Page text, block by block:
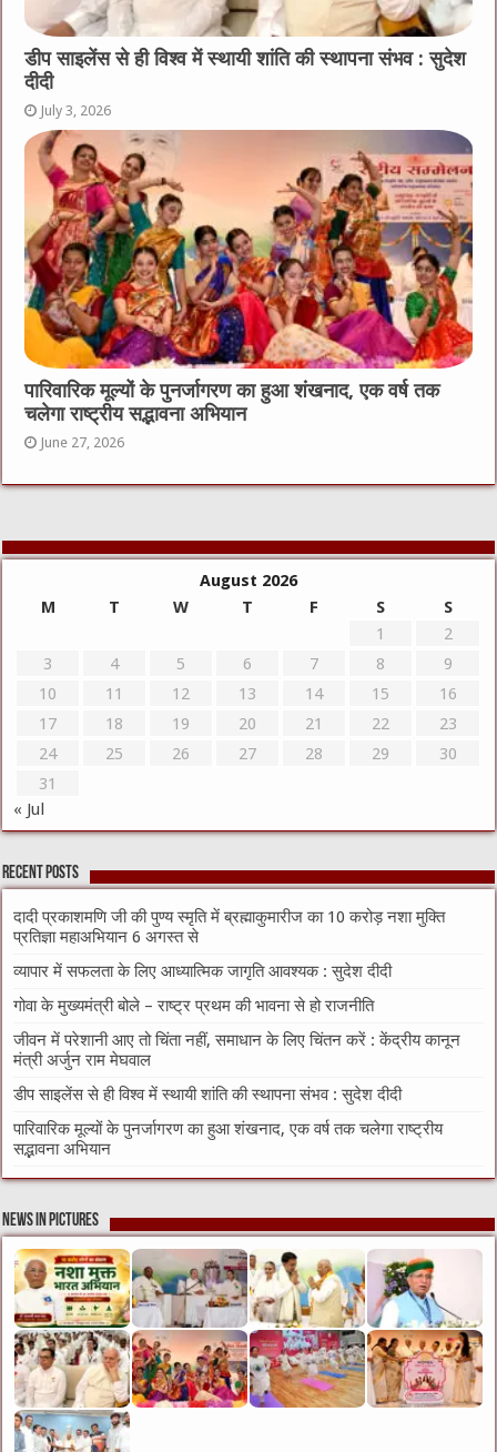
डीप साइलेंस से ही विश्व में स्थायी शांति की स्थापना संभव : सुदेश
दीदी
July 3, 2026
पारिवारिक मूल्यों के पुनर्जागरण का हुआ शंखनाद, एक वर्ष तक
चलेगा राष्ट्रीय सद्भावना अभियान
June 27, 2026
August 2026
M
T W T F S
S
1
2
3
4 5 6 7 8
9
10
11 12 13 14 15
16
17
18 19 20 21 22
23
24
25 26 27 28 29
30
31
« Jul
Recent Posts
दादी प्रकाशमणि जी की पुण्य स्मृति में ब्रह्माकुमारीज का 10 करोड़ नशा मुक्ति
प्रतिज्ञा महाअभियान 6 अगस्त से
व्यापार में सफलता के लिए आध्यात्मिक जागृति आवश्यक : सुदेश दीदी
गोवा के मुख्यमंत्री बोले – राष्ट्र प्रथम की भावना से हो राजनीति
जीवन में परेशानी आए तो चिंता नहीं, समाधान के लिए चिंतन करें : केंद्रीय कानून
मंत्री अर्जुन राम मेघवाल
डीप साइलेंस से ही विश्व में स्थायी शांति की स्थापना संभव : सुदेश दीदी
पारिवारिक मूल्यों के पुनर्जागरण का हुआ शंखनाद, एक वर्ष तक चलेगा राष्ट्रीय
सद्भावना अभियान
News in Pictures